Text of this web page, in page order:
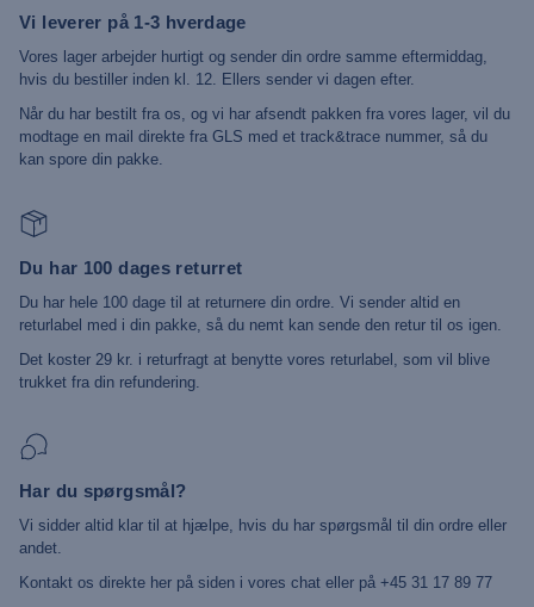
Vi leverer på 1-3 hverdage
Vores lager arbejder hurtigt og sender din ordre samme eftermiddag,
hvis du bestiller inden kl. 12. Ellers sender vi dagen efter.
Når du har bestilt fra os, og vi har afsendt pakken fra vores lager, vil du
modtage en mail direkte fra GLS med et track&trace nummer, så du
kan spore din pakke.
Du har 100 dages returret
Du har hele 100 dage til at returnere din ordre. Vi sender altid en
returlabel med i din pakke, så du nemt kan sende den retur til os igen.
Det koster 29 kr. i returfragt at benytte vores returlabel, som vil blive
trukket fra din refundering.
Har du spørgsmål?
Vi sidder altid klar til at hjælpe, hvis du har spørgsmål til din ordre eller
andet.
Kontakt os direkte her på siden i vores chat eller på +45 31 17 89 77